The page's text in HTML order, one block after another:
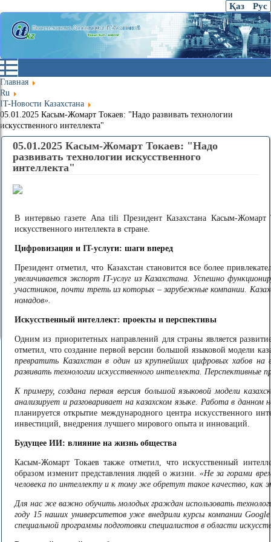
Қаз Рус
Главная
Ru
IT-Новости Казахстана
05.01.2025 Касым-Жомарт Токаев: "Надо развивать технологии
искусственного интеллекта"
05.01.2025 Касым-Жомарт Токаев: "Надо
развивать технологии искусственного
интеллекта"
В интервью газете Ana tili Президент Казахстана Касым-Жомарт
искусственного интеллекта в стране.
Цифровизация и IT-услуги: шаги вперед
Президент отметил, что Казахстан становится все более
увеличивается экспорт IT-услуг из Казахстана. Успешно
участников, почти треть из которых – зарубежные компании.
номадов».
Искусственный интеллект: проекты и перспективы
Одним из приоритетных направлений для страны является
отметил, что создание первой версии большой языковой модели
превратить Казахстан в один из крупнейших цифровых хабов на
развивать технологии искусственного интеллекта. Перспективные
К примеру, создана первая версия большой языковой модели
анализирует и разговаривает на казахском языке. Работа в данном
планируется открытие международного центра искусственного
инвестиций, внедрения лучшего мирового опыта и инноваций.
Будущее ИИ: влияние на жизнь общества
Касым-Жомарт Токаев также отметил, что искусственный
образом изменит представления людей о жизни. «Не за горами
человека по интеллекту и к тому же обретут такое качество, как
Для нас же важно обучить молодых граждан использовать
году 15 наших университетов уже внедрили курсы компании
специальной программы подготовки специалистов в области